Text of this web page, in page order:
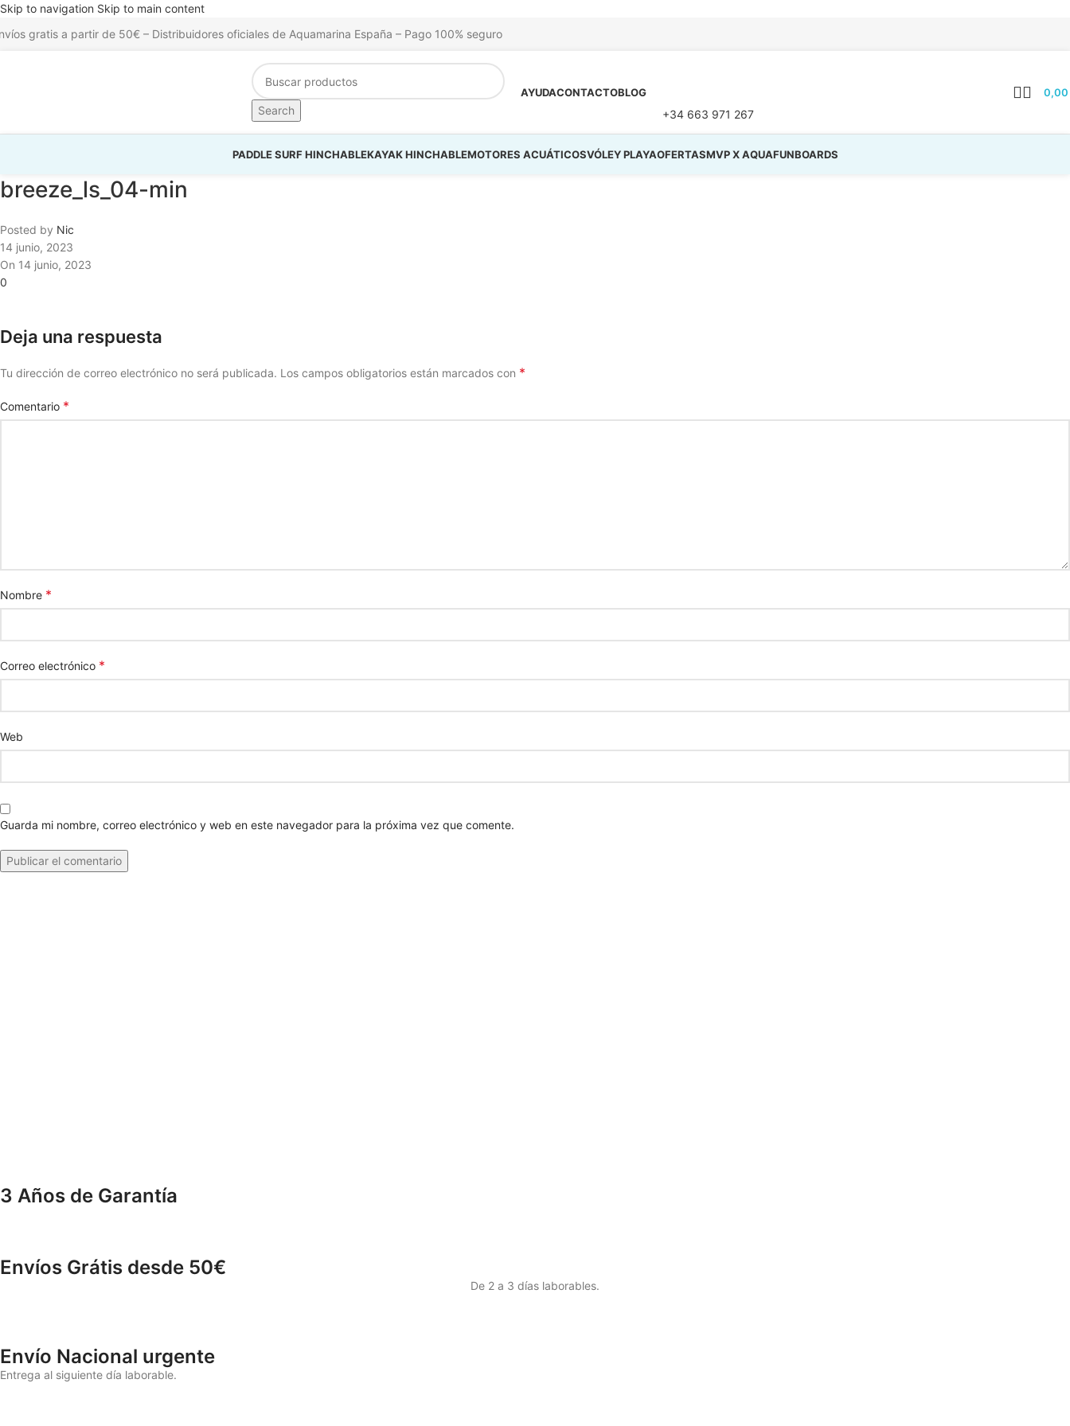
Skip to navigation Skip to main content
gratis a partir de 50€ – Distribuidores oficiales de Aquamarina España – Pago 100% seguro
Search
AYUDACONTACTOBLOG
+34 663 971 267
0,00
PADDLE SURF HINCHABLEKAYAK HINCHABLEMOTORES ACUÁTICOSVÓLEY PLAYAOFERTASMVP X AQUAFUNBOARDS
breeze_ls_04-min
Posted by Nic
14 junio, 2023
On 14 junio, 2023
0
Deja una respuesta
Tu dirección de correo electrónico no será publicada. Los campos obligatorios están marcados con *
Comentario *
Nombre *
Correo electrónico *
Web
Guarda mi nombre, correo electrónico y web en este navegador para la próxima vez que comente.
3 Años de Garantía
Envíos Grátis desde 50€
De 2 a 3 días laborables.
Envío Nacional urgente
Entrega al siguiente día laborable.